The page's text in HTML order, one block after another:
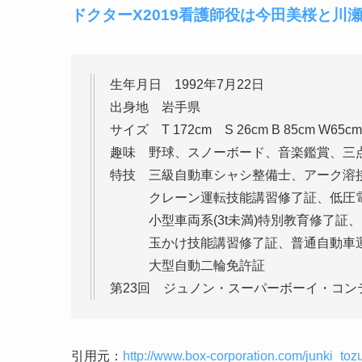
ドクターX2019看護師役は今田美桜と川
生年月日 1992年7月22日
出身地 岩手県
サイズ T 172cm S 26cm B 85cm W65cm
趣味 野球、スノーボード、音楽鑑賞、三
特技 三級自動車シャシ整備士、アーク溶
クレーン運転技能講習修了証、低圧
小型車両系(3t未満)特別教育修了証、
玉かけ技能講習修了証、普通自動車運
大型自動二輪免許証
第23回 ジュノン・スーパーボーイ・コ
引用元： http://www.box-corporation.com/